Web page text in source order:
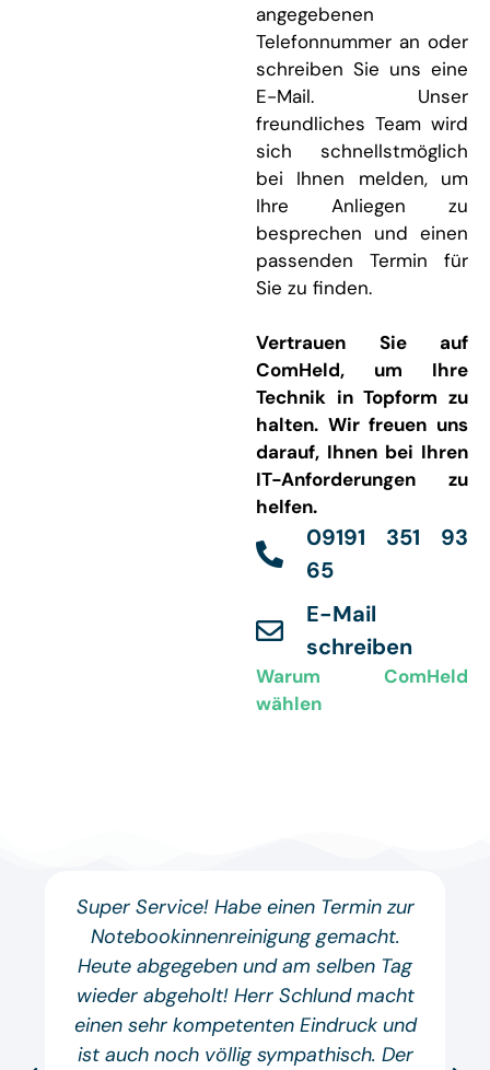
angegebenen
Telefonnummer an oder
schreiben Sie uns eine
E-Mail. Unser
freundliches Team wird
sich schnellstmöglich
bei Ihnen melden, um
Ihre Anliegen zu
besprechen und einen
passenden Termin für
Sie zu finden.
Vertrauen Sie auf
ComHeld, um Ihre
Technik in Topform zu
halten. Wir freuen uns
darauf, Ihnen bei Ihren
IT-Anforderungen zu
helfen.
09191 351 93
65
E-Mail
schreiben
Warum ComHeld
wählen
Super Service! Habe einen Termin zur
Notebookinnenreinigung gemacht.
Heute abgegeben und am selben Tag
wieder abgeholt! Herr Schlund macht
einen sehr kompetenten Eindruck und
ist auch noch völlig sympathisch. Der